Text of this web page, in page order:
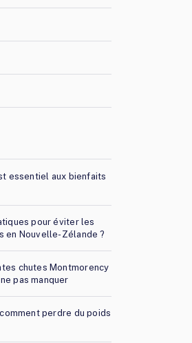
essentiel aux bienfaits
pour éviter les
en Nouvelle-Zélande ?
chutes Montmorency
pas manquer
perdre du poids